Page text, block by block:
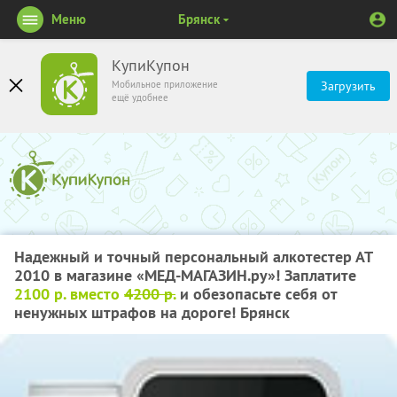
КупиКупон
Мобильное приложение
ещё удобнее
Загрузить
Меню Брянск
Надежный и точный персональный алкотестер АТ
2010 в магазине «МЕД-МАГАЗИН.ру»! Заплатите
2100 р. вместо 4200 р.и обезопасьте себя от
ненужных штрафов на дороге! Брянск